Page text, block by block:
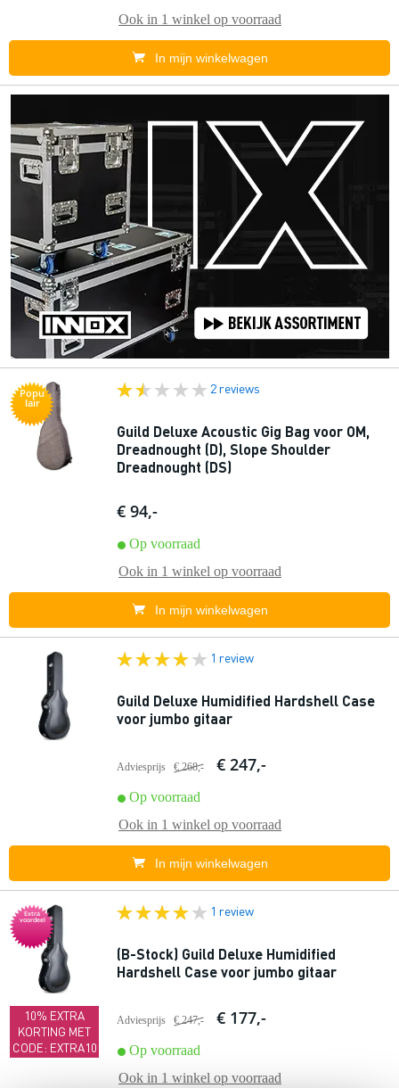
Ook in 1 winkel op voorraad
In mijn winkelwagen
Popu
lair
2 reviews
Guild Deluxe Acoustic Gig Bag voor OM,
Dreadnought (D), Slope Shoulder
Dreadnought (DS)
€ 94,-
Op voorraad
Ook in 1 winkel op voorraad
In mijn winkelwagen
1 review
Guild Deluxe Humidified Hardshell Case
voor jumbo gitaar
Adviesprijs € 268,- € 247,-
Op voorraad
Ook in 1 winkel op voorraad
In mijn winkelwagen
Extra
voordeel
10% EXTRA
KORTING MET
CODE: EXTRA10
1 review
(B-Stock) Guild Deluxe Humidified
Hardshell Case voor jumbo gitaar
Adviesprijs € 247,- € 177,-
Op voorraad
Ook in 1 winkel op voorraad